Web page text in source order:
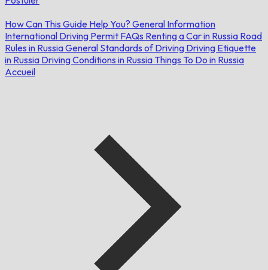
How Can This Guide Help You? General Information
International Driving Permit FAQs Renting a Car in Russia Road
Rules in RussiaGeneral Standards of Driving Driving Etiquette
in Russia Driving Conditions in Russia Things To Do in Russia
Accueil